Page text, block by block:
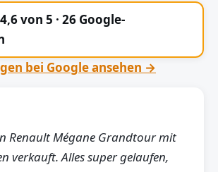
4,6 von 5 · 26 Google-
bei Google ansehen →
Renault Mégane Grandtour mit
verkauft. Alles super gelaufen,